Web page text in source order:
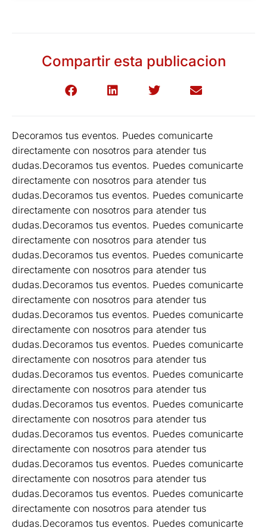
Compartir esta publicacion
Decoramos tus eventos. Puedes comunicarte
directamente con nosotros para atender tus
dudas.Decoramos tus eventos. Puedes comunicarte
directamente con nosotros para atender tus
dudas.Decoramos tus eventos. Puedes comunicarte
directamente con nosotros para atender tus
dudas.Decoramos tus eventos. Puedes comunicarte
directamente con nosotros para atender tus
dudas.Decoramos tus eventos. Puedes comunicarte
directamente con nosotros para atender tus
dudas.Decoramos tus eventos. Puedes comunicarte
directamente con nosotros para atender tus
dudas.Decoramos tus eventos. Puedes comunicarte
directamente con nosotros para atender tus
dudas.Decoramos tus eventos. Puedes comunicarte
directamente con nosotros para atender tus
dudas.Decoramos tus eventos. Puedes comunicarte
directamente con nosotros para atender tus
dudas.Decoramos tus eventos. Puedes comunicarte
directamente con nosotros para atender tus
dudas.Decoramos tus eventos. Puedes comunicarte
directamente con nosotros para atender tus
dudas.Decoramos tus eventos. Puedes comunicarte
directamente con nosotros para atender tus
dudas.Decoramos tus eventos. Puedes comunicarte
directamente con nosotros para atender tus
dudas.Decoramos tus eventos. Puedes comunicarte